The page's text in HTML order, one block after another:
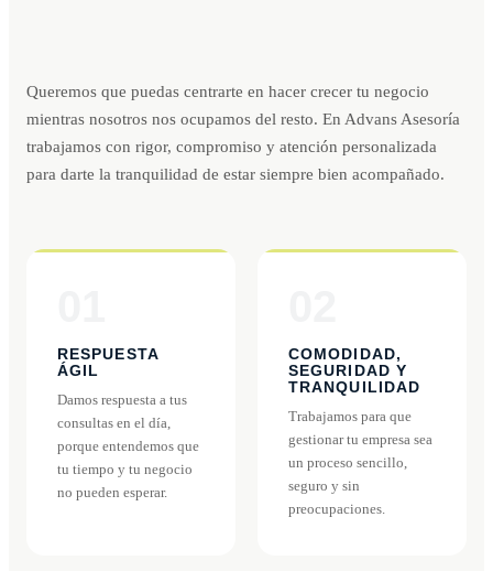
Queremos que puedas centrarte en hacer crecer tu negocio
mientras nosotros nos ocupamos del resto. En Advans Asesoría
trabajamos con rigor, compromiso y atención personalizada
para darte la tranquilidad de estar siempre bien acompañado.
RESPUESTA
ÁGIL
Damos respuesta a tus
consultas en el día,
porque entendemos que
tu tiempo y tu negocio
no pueden esperar.
COMODIDAD,
SEGURIDAD Y
TRANQUILIDAD
Trabajamos para que
gestionar tu empresa sea
un proceso sencillo,
seguro y sin
preocupaciones.